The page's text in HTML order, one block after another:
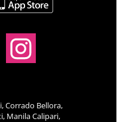
Corrado Bellora,
Manila Calipari,